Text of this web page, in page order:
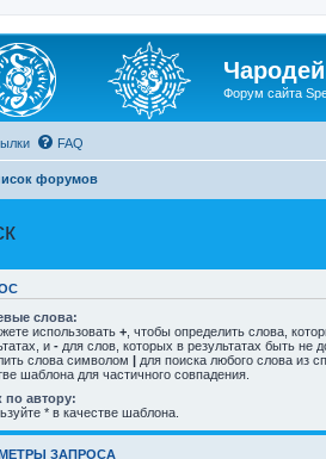
Форум сайта
FAQ
форумов
слова:
использовать + , чтобы определить слова,
и - для слов, которых в результатах быть не
слова символом | для поиска любого слова из
шаблона для частичного совпадения.
по автору:
* в качестве шаблона.
ЗАПРОСА